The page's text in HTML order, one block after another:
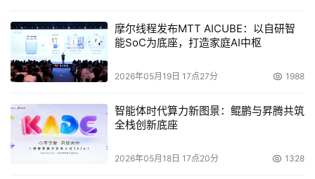
摩尔线程发布MTT AICUBE：以自研智
能SoC为底座，打造家庭AI中枢
2026年05月19日 17点27分 1988
智能体时代算力新图景：鲲鹏与昇腾共筑
全栈创新底座
2026年05月18日 17点20分 1328